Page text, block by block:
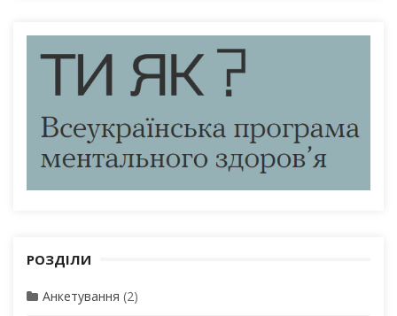
РОЗДІЛИ
Анкетування (2)